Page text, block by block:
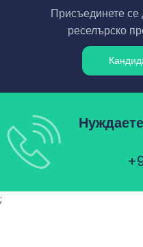
Присъединете
реселърско
;